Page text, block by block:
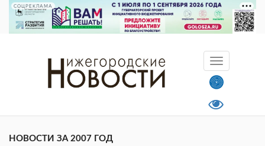
СОЦРЕКЛАМА
НОВОСТИ ЗА 2007 ГОД